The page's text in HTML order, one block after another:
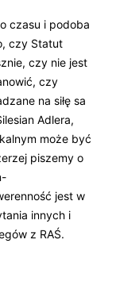
czasu i podoba
czy Statut
czy nie jest
czy
na siłę sa
Adlera,
może być
piszemy o
jest w
innych i
z RAŚ.